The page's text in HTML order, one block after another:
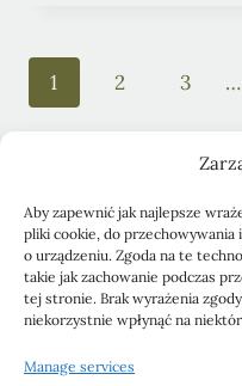
Aby zapewnić jak najlepsze
pliki cookie, do
o urządzeniu. Zgoda na te
takie jak zachowanie podczas
tej stronie. Brak wyrażenia
niekorzystnie wpłynąć na
Manage services
Page
navigation
1 2 3 …
Obiady
Pasty kanapkowe